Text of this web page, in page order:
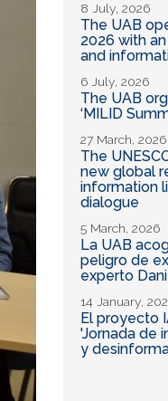
8 July, 2026
The UAB
2026 with
and
6 July, 2026
The UAB
‘MILID
27 March, 2026
The
new global
information
dialogue
5 March, 2026
La UAB
peligro de
experto
14 January,
El proyecto
'Jornada de
y